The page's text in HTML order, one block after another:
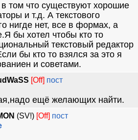
том что существуют хорошие
и т.д. А текстового
нигде нет, все в формах, а
бы хотел чтобы кто то
текстовый редактор
бы кто то взялся за это я
и советами.
[Off] пост
ещё желающих найти.
(SV!) [Off] пост